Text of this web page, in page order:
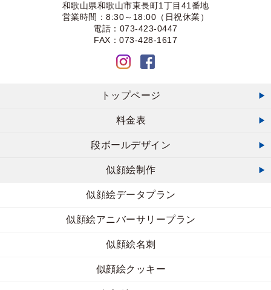
和歌山県和歌山市東長町1丁目41番地
営業時間：8:30～18:00（日祝休業）
電話：073-423-0447
FAX：073-428-1617
トップページ
料金表
段ボールデザイン
似顔絵制作
似顔絵データプラン
似顔絵アニバーサリープラン
似顔絵名刺
似顔絵クッキー